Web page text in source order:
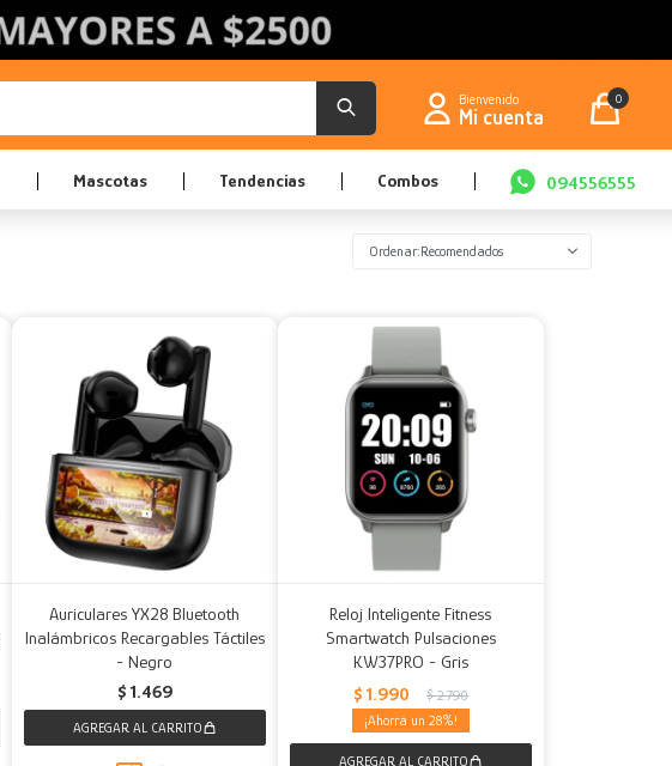
Mascotas Tendencias Combos 094556555
0
Recomendados
Auriculares YX28 Bluetooth
Inalámbricos Recargables Táctiles
- Negro
$ 1.469
Reloj Inteligente Fitness
Smartwatch Pulsaciones
KW37PRO - Gris
$ 1.990 $ 2.790
28